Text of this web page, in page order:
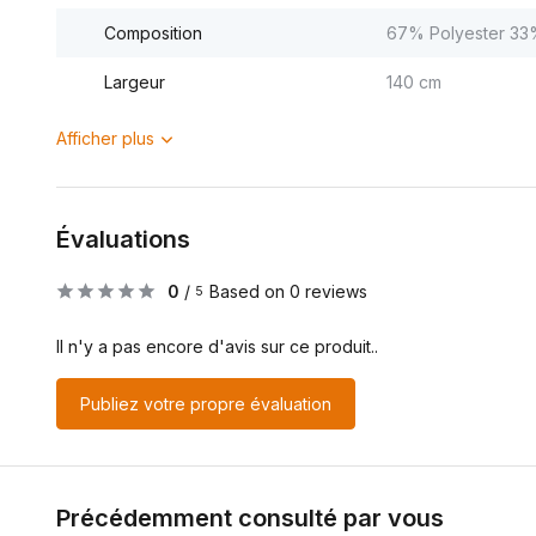
Composition 67% Polyester
Largeur 140 cm
Afficher plus
Évaluations
0 / 5 Based on 0 reviews
Il n'y a pas encore d'avis sur ce produit..
Publiez votre propre évaluation
Précédemment consulté par vous